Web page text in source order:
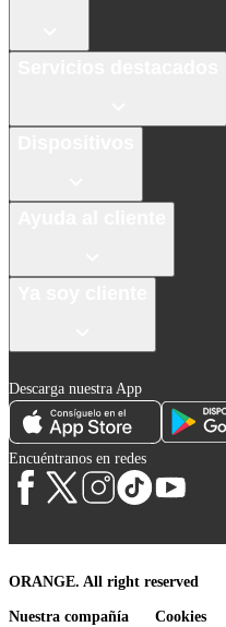
Descarga nuestra App
Encuéntranos en redes
ORANGE. All right reserved
Nuestra compañía Cookies